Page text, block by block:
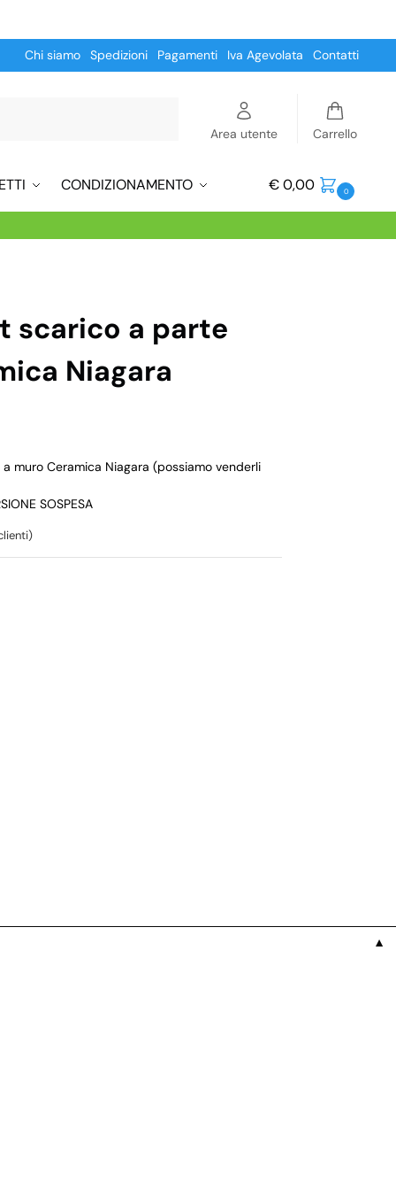
Chi siamo Spedizioni Pagamenti Iva Agevolata Contatti
Area utente Carrello
CONDIZIONAMENTO €0,00 0
scarico a parte
Niagara
muro Ceramica Niagara (possiamo venderli
SOSPESA
▼